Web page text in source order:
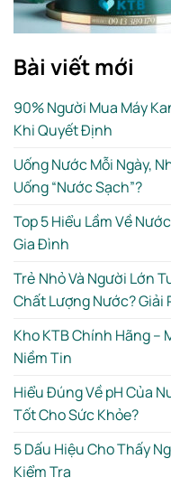
Bài viết mới
90% Người Mua Máy
Khi Quyết Định
Uống Nước Mỗi Ngày,
Uống “Nước Sạch”?
Top 5 Hiểu Lầm Về
Gia Đình
Trẻ Nhỏ Và Người Lớn
Chất Lượng Nước? Giải
Kho KTB Chính Hãng –
Niềm Tin
Hiểu Đúng Về pH Của
Tốt Cho Sức Khỏe?
5 Dấu Hiệu Cho Thấy
Kiểm Tra